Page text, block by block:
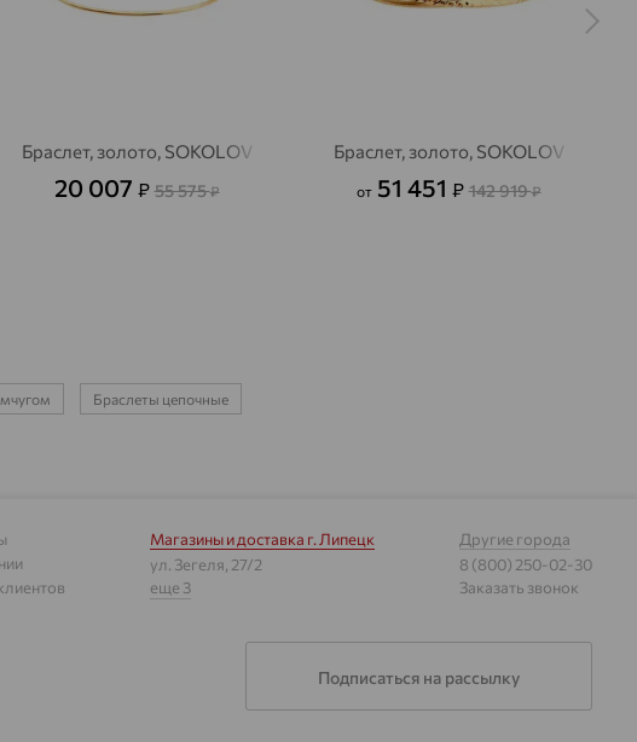
Браслет, золото, SOKOLOV
20 007 ₽ 55 575₽
Браслет, золото, SOKOLOV
от 51 451 ₽ 142 919₽
Браслеты цепочные
Магазины и доставка г. Липецк
ул. Зегеля, 27/2
еще 3
Другие города
8 (800) 250-02-30
Заказать звонок
Подписаться на рассылку